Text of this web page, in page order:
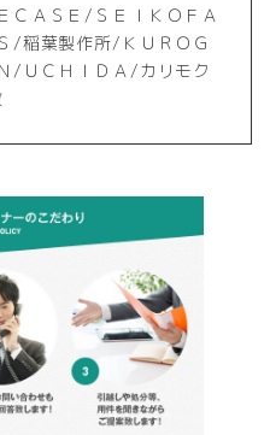
ＣＡＳＥ/ＳＥＩＫＯＦＡ
/稲葉製作所/ＫＵＲＯＧ
/ＵＣＨＩＤＡ/カリモク